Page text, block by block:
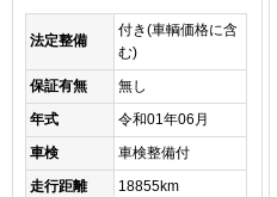
法定整備
付き(車輌価格に含
む)
保証有無
無し
年式
令和01年06月
車検
車検整備付
走行距離
18855km